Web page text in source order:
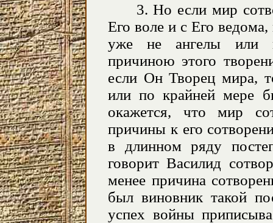
3. Но если мир
Его воле и с Его
уже не ангелы или
причиною этого
если Он Творец мира,
или по крайней мере
окажется, что мир
причины к его
в длинном ряду
говорит Василид
менее причина
был виновник такой
успех войны